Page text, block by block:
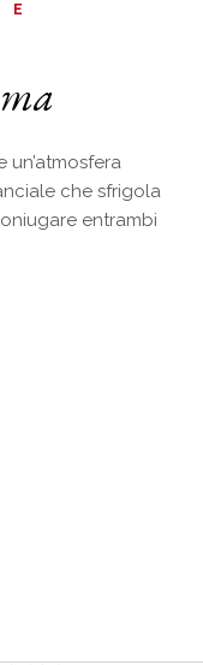
E
un’atmosfera
che sfrigola
entrambi